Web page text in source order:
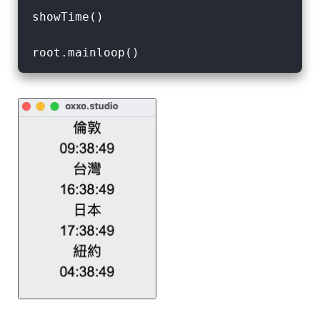
showTime()